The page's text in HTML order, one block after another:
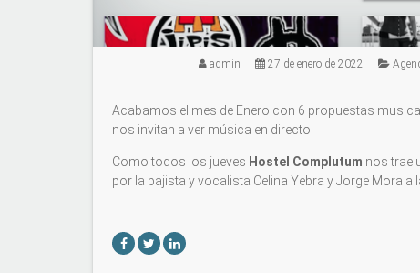
admin 27 de enero de 2022
Acabamos el mes de Enero con 6 propuestas
nos invitan a ver música en directo.
Como todos los jueves Hostel Complutum nos trae
por la bajista y vocalista Celina Yebra y Jorge Mora a